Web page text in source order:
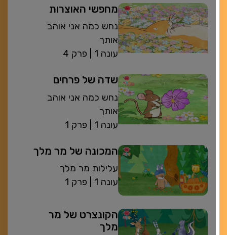
מחפשי האוצרות
נחש כמה אני אוהב
אותך
פרק 4
| עונה 1
שדה של פרחים
נחש כמה אני אוהב
אותך
פרק 1
| עונה 1
המכונה של מר מלך
עלילות מר מלך
פרק 1
| עונה 1
הקונצרט של מר
מלך